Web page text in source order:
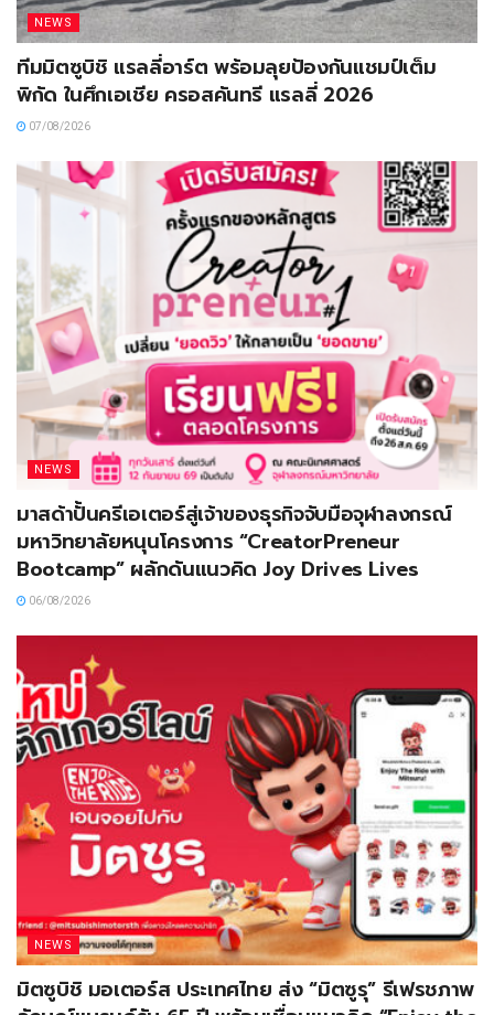
NEWS
ทีมมิตซูบิชิ แรลลี่อาร์ต พร้อมลุยป้องกันแชมป์เต็ม
พิกัด ในศึกเอเชีย ครอสคันทรี แรลลี่ 2026
07/08/2026
NEWS
มาสด้าปั้นครีเอเตอร์สู่เจ้าของธุรกิจจับมือจุฬาลงกรณ์
มหาวิทยาลัยหนุนโครงการ “CreatorPreneur
Bootcamp” ผลักดันแนวคิด Joy Drives Lives
06/08/2026
NEWS
มิตซูบิชิ มอเตอร์ส ประเทศไทย ส่ง “มิตซูรุ” รีเฟรชภาพ